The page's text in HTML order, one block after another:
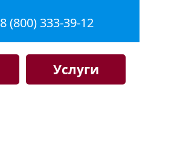
8 (800) 333-39-12
Услуги